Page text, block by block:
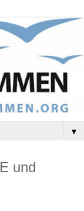
▼
und